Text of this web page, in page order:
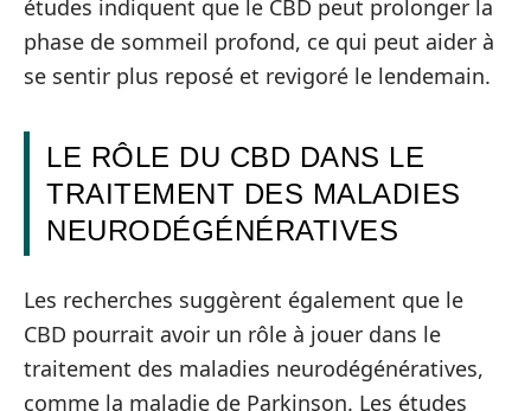
études indiquent que le CBD peut prolonger la
phase de sommeil profond, ce qui peut aider à
se sentir plus reposé et revigoré le lendemain.
LE RÔLE DU CBD DANS LE
TRAITEMENT DES MALADIES
NEURODÉGÉNÉRATIVES
Les recherches suggèrent également que le
CBD pourrait avoir un rôle à jouer dans le
traitement des maladies neurodégénératives,
comme la maladie de Parkinson. Les études